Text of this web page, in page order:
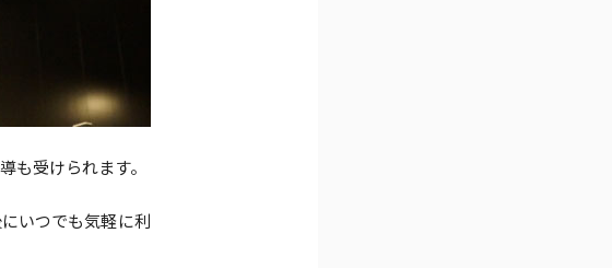
も受けられます。
いつでも気軽に利